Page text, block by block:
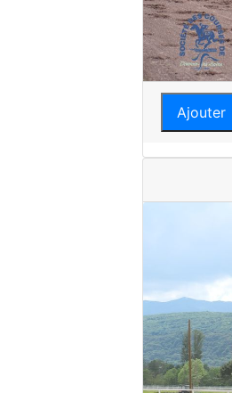
Ajouter